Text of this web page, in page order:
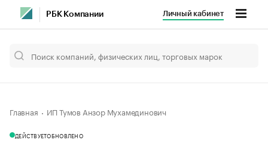
РБК Компании Личный кабинет
Главная ИП Тумов Анзор Мухамединович
ДЕЙСТВУЕТОБНОВЛЕНО